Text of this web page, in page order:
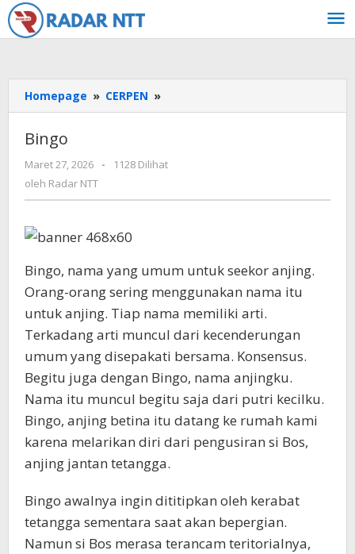
Lewati
ke
konten
Homepage » CERPEN »
Bingo
Maret 27, 2026
oleh
-
1128 Dilihat
oleh Radar NTT
Bingo, nama yang umum untuk seekor anjing.
Orang-orang sering menggunakan nama itu
untuk anjing. Tiap nama memiliki arti.
Terkadang arti muncul dari kecenderungan
umum yang disepakati bersama. Konsensus.
Begitu juga dengan Bingo, nama anjingku.
Nama itu muncul begitu saja dari putri kecilku.
Bingo, anjing betina itu datang ke rumah kami
karena melarikan diri dari pengusiran si Bos,
anjing jantan tetangga.
Bingo awalnya ingin dititipkan oleh kerabat
tetangga sementara saat akan bepergian.
Namun si Bos merasa terancam teritorialnya,